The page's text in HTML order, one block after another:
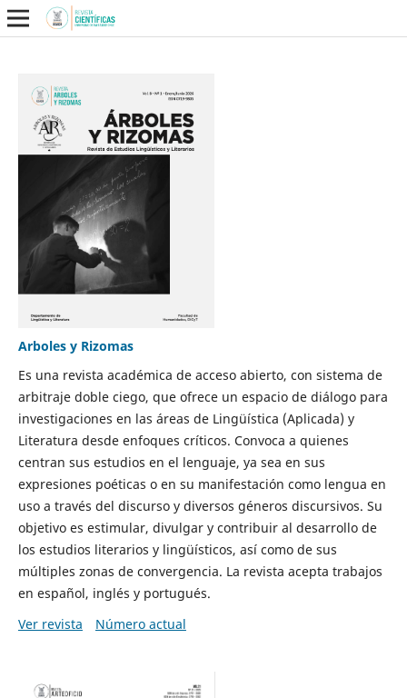
Arboles y Rizomas
Es una revista académica de acceso abierto, con sistema de
arbitraje doble ciego, que ofrece un espacio de diálogo para
investigaciones en las áreas de Lingüística (Aplicada) y
Literatura desde enfoques críticos. Convoca a quienes
centran sus estudios en el lenguaje, ya sea en sus
expresiones poéticas o en su manifestación como lengua en
uso a través del discurso y diversos géneros discursivos. Su
objetivo es estimular, divulgar y contribuir al desarrollo de
los estudios literarios y lingüísticos, así como de sus
múltiples zonas de convergencia. La revista acepta trabajos
en español, inglés y portugués.
Ver revista
Número actual